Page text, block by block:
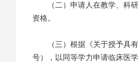
（二）申请人在教学、科研
资格。
（三）根据《关于授予具有
号），以同等学力申请临床医